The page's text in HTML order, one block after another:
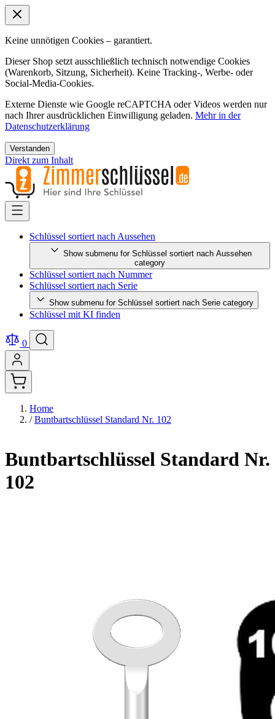
Keine unnötigen Cookies – garantiert.
Dieser Shop setzt ausschließlich technisch notwendige Cookies
(Warenkorb, Sitzung, Sicherheit). Keine Tracking-, Werbe- oder
Social-Media-Cookies.
Externe Dienste wie Google reCAPTCHA oder Videos werden nur
nach Ihrer ausdrücklichen Einwilligung geladen. Mehr in der
Datenschutzerklärung
Verstanden
Direkt zum Inhalt
Schlüssel sortiert nach Aussehen
Show submenu for Schlüssel sortiert nach Aussehen
category
Schlüssel sortiert nach Nummer
Schlüssel sortiert nach Serie
Show submenu for Schlüssel sortiert nach Serie category
Schlüssel mit KI finden
0
Home
/ Buntbartschlüssel Standard Nr. 102
Buntbartschlüssel Standard Nr.
102